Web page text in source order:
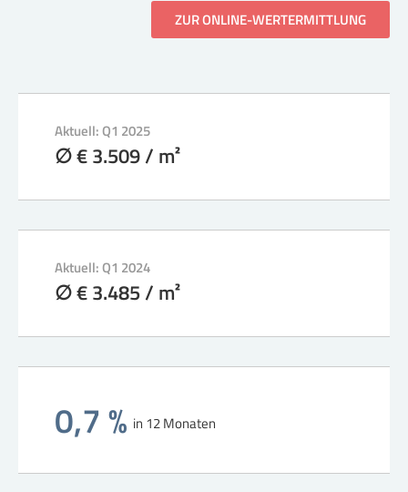
ZUR ONLINE-WERTERMITTLUNG
Aktuell: Q1 2025
∅ € 3.509 / m²
Aktuell: Q1 2024
∅ € 3.485 / m²
0,7 % in 12 Monaten